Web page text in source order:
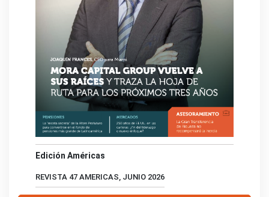
Edición Américas
REVISTA 47 AMERICAS, JUNIO 2026